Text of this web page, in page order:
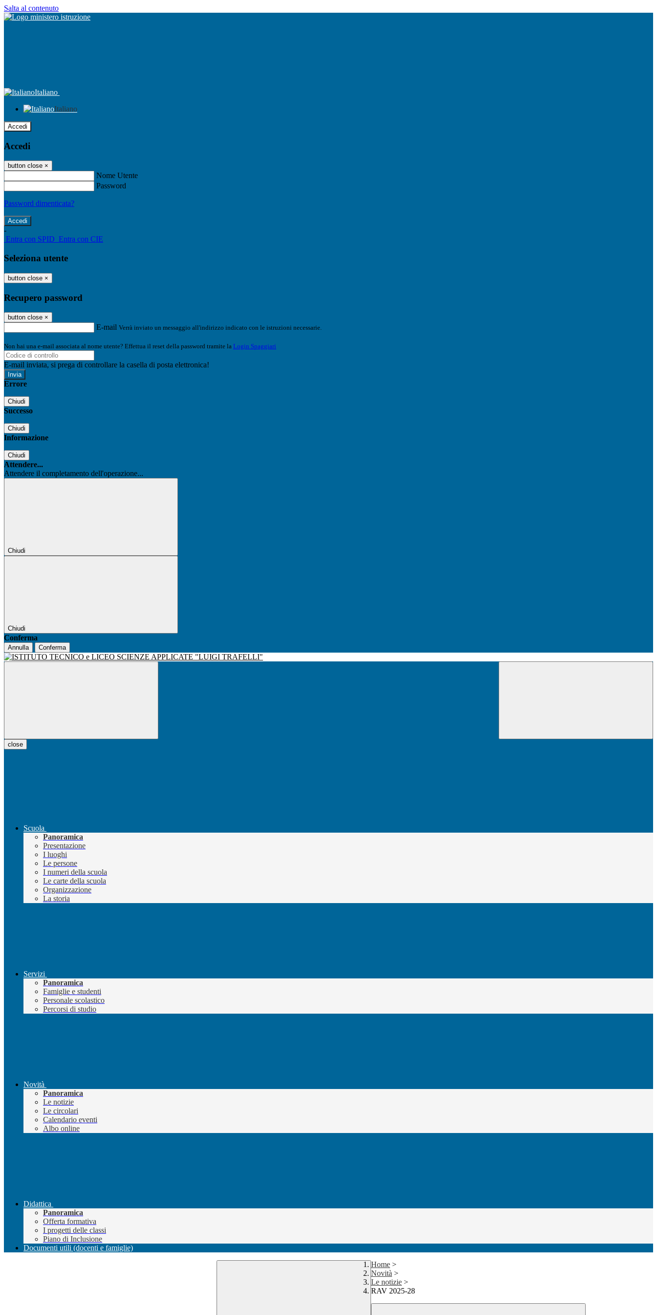
Salta al contenuto
Italiano
Italiano
Accedi
Accedi
button close ×
Nome Utente
Password
Password dimenticata?
-
Entra con SPID Entra con CIE
Seleziona utente
button close ×
Recupero password
button close ×
E-mail Verrà inviato un messaggio all'indirizzo indicato con le istruzioni necessarie.
Non hai una e-mail associata al nome utente? Effettua il reset della password tramite la Login Spaggiari
E-mail inviata, si prega di controllare la casella di posta elettronica!
Errore
Chiudi
Successo
Chiudi
Informazione
Chiudi
Attendere...
Attendere il completamento dell'operazione...
Chiudi
Chiudi
Conferma
Annulla Conferma
close
Scuola
Panoramica
Presentazione
I luoghi
Le persone
I numeri della scuola
Le carte della scuola
Organizzazione
La storia
Servizi
Panoramica
Famiglie e studenti
Personale scolastico
Percorsi di studio
Novità
Panoramica
Le notizie
Le circolari
Calendario eventi
Albo online
Didattica
Panoramica
Offerta formativa
I progetti delle classi
Piano di Inclusione
Documenti utili (docenti e famiglie)
Home >
Novità >
Le notizie >
RAV 2025-28